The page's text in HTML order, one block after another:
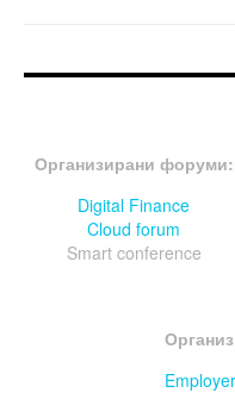
Организирани форуми:
Digital Finance
Cloud forum
Smart conference